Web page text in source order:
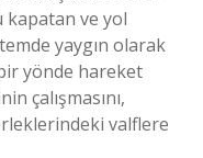
kapatan ve yol
yaygın olarak
yönde hareket
çalışmasını,
valflere